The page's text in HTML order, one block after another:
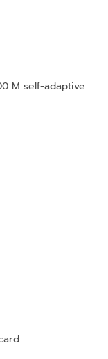
M self-adaptive